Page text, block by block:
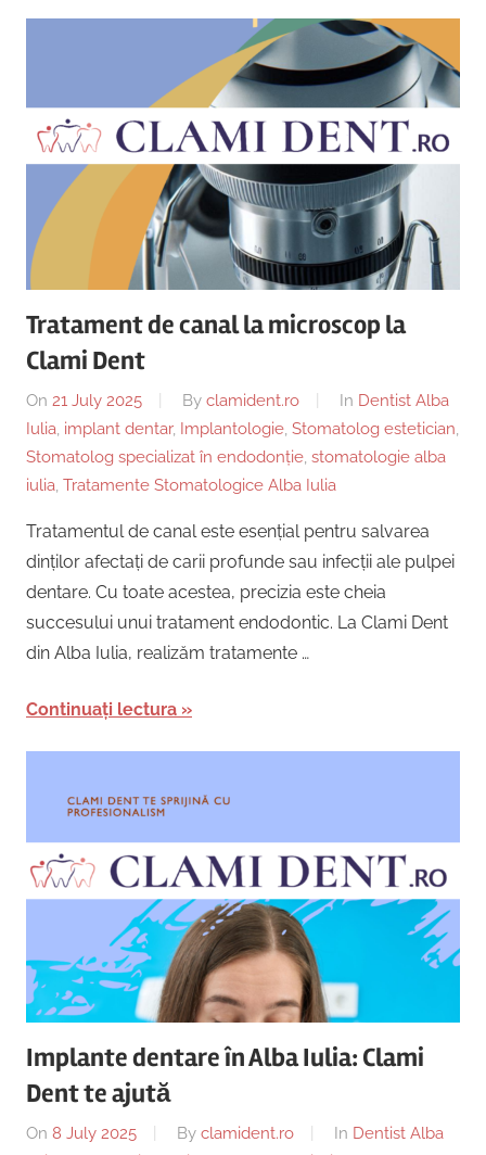
Tratament de canal la microscop la
Clami Dent
On 21 July 2025 By clamident.ro In Dentist Alba
Iulia, implant dentar, Implantologie, Stomatolog estetician,
Stomatolog specializat în endodonție, stomatologie alba
iulia, Tratamente Stomatologice Alba Iulia
Tratamentul de canal este esențial pentru salvarea
dinților afectați de carii profunde sau infecții ale pulpei
dentare. Cu toate acestea, precizia este cheia
succesului unui tratament endodontic. La Clami Dent
din Alba Iulia, realizăm tratamente …
Continuați lectura
Implante dentare în Alba Iulia: Clami
Dent te ajută
On 8 July 2025 By clamident.ro In Dentist Alba